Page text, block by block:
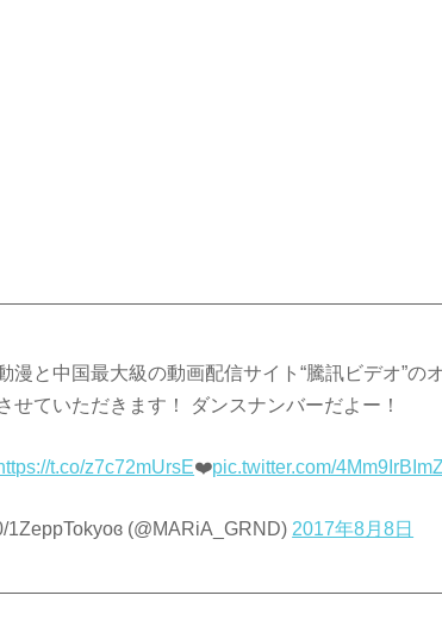
漫と中国最大級の動画配信サイト“騰訊ビデオ”の
せていただきます！ ダンスナンバーだよー！
t.co/z7c72mUrsE❤️pic.twitter.com/4Mm9IrBImZ
(@MARiA_GRND) 2017年8月8日